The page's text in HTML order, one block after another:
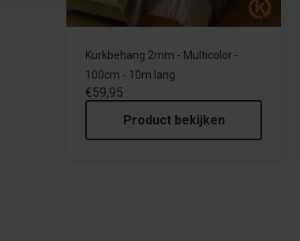
Kurkbehang 2mm - Multicolor -
100cm - 10m lang
€59,95
Product bekijken